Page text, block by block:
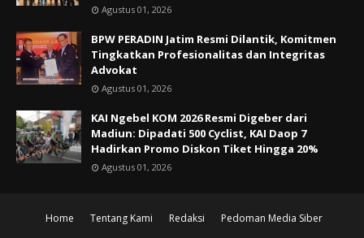
Agustus 01, 2026
BPW PERADIN Jatim Resmi Dilantik, Komitmen
Tingkatkan Profesionalitas dan Integritas
Advokat
Agustus 01, 2026
KAI Ngebel KOM 2026 Resmi Digeber dari
Madiun: Dipadati 500 Cyclist, KAI Daop 7
Hadirkan Promo Diskon Tiket Hingga 20%
Agustus 01, 2026
Home Tentang Kami Redaksi
Pedoman Media Siber